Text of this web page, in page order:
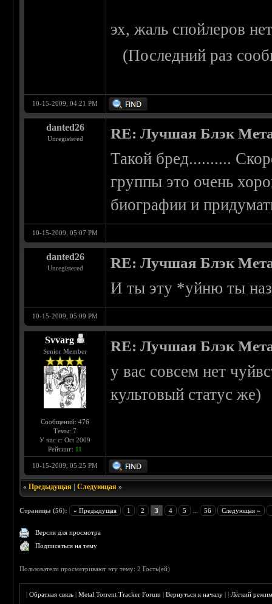
эх, жаль спойлеров
(Последний раз
10-15-2009, 04:21 PM
danted26
Unregistered RE: Лучшая Блэк
Такой бред..........
группы это очень
биографии и
10-15-2009, 05:07 PM
danted26
Unregistered RE: Лучшая Блэк
И ты эту *уйню ты
10-15-2009, 05:09 PM
Svvarg
Senior Member
Сообщений: 476
Темы: 7
У нас с: Oct 2009
Рейтинг: 11
RE: Лучшая Блэк
у вас совсем нет
культовый статус же)
10-15-2009, 05:25 PM
«Предыдущая |Следующая »
Страницы (56): « Предыдущая 1 2 3 4 5 56 Следующая »
Версия для просмотра
Подписаться на тему
Пользователи просматривают эту тему: 2 Гость(ей)
|Обратная связь |Metal Torrent Tracker Forum |Вернуться к началу ||Лёгкий